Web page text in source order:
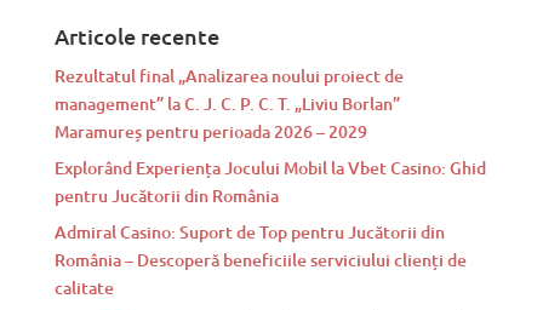
Articole recente
Rezultatul final „Analizarea noului proiect de
management” la C. J. C. P. C. T. „Liviu Borlan”
Maramureș pentru perioada 2026 – 2029
Explorând Experiența Jocului Mobil la Vbet Casino: Ghid
pentru Jucătorii din România
Admiral Casino: Suport de Top pentru Jucătorii din
România – Descoperă beneficiile serviciului clienți de
calitate